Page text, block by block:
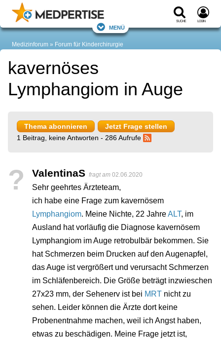
Suche Login
Menü
Medizinforum Forum für Kinderchirurgie
kavernöses
Lymphangiom in Auge
Thema abonnieren
Jetzt Frage stellen
1 Beitrag, keine Antworten - 286 Aufrufe
? ValentinaS fragt am 02.06.2020
Sehr geehrtes Ärzteteam,
ich habe eine Frage zum kavernösem
Lymphangiom. Meine Nichte, 22 JahreALT, im
Ausland hat vorläufig die Diagnose kavernösem
Lymphangiom im Auge retrobulbär bekommen. Sie
hat Schmerzen beim Drucken auf den Augenapfel,
das Auge ist vergrößert und verursacht Schmerzen
im Schläfenbereich. Die Größe beträgt inzwieschen
27x23 mm, der Sehenerv ist bei MRT nicht zu
sehen. Leider können die Ärzte dort keine
Probenentnahme machen, weil ich Angst haben,
etwas zu beschädigen. Meine Frage jetzt ist,